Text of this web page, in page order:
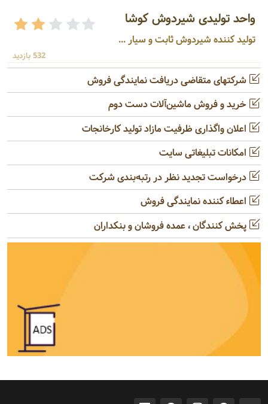
واحد تولیدی شیردوش کوشا
تولید کننده شیردوش ثابت و سیار ...
532 بازدید
شرکتهای متقاضی دریافت نمایندگی فروش
خرید و فروش ماشین‌آلات دست دوم
اعلان واگذاری ظرفیت مازاد تولید کارخانجات
امکانات تبلیغاتی سایت
درخواست تجدید نظر در رتبه‌بندی شرکت
اعطاء کننده نمایندگی فروش
پخش کنندگان ، عمده فروشان و بنکداران